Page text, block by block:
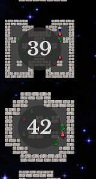
39
42